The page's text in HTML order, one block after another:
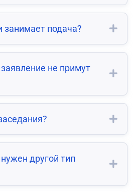
занимает подача?
не примут
другой тип